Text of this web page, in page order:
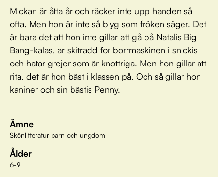
Mickan är åtta år och räcker inte upp handen så
ofta. Men hon är inte så blyg som fröken säger. Det
är bara det att hon inte gillar att gå på Natalis Big
Bang-kalas, är skiträdd för borrmaskinen i snickis
och hatar grejer som är knottriga. Men hon gillar att
rita, det är hon bäst i klassen på. Och så gillar hon
kaniner och sin bästis Penny.
Ämne
Skönlitteratur barn och ungdom
Ålder
6-9